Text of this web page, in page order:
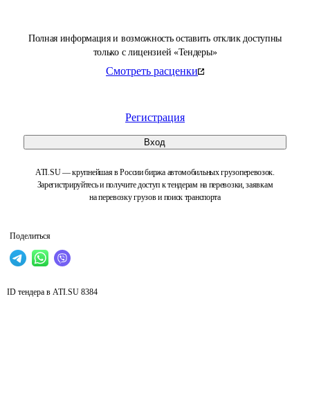
Полная информация и возможность оставить отклик доступны
только с лицензией «Тендеры»
Смотреть расценки
Регистрация
Вход
ATI.SU — крупнейшая в России биржа автомобильных грузоперевозок.
Зарегистрируйтесь и получите доступ к тендерам на перевозки, заявкам
на перевозку грузов и поиск транспорта
Поделиться
ID тендера в ATI.SU 8384